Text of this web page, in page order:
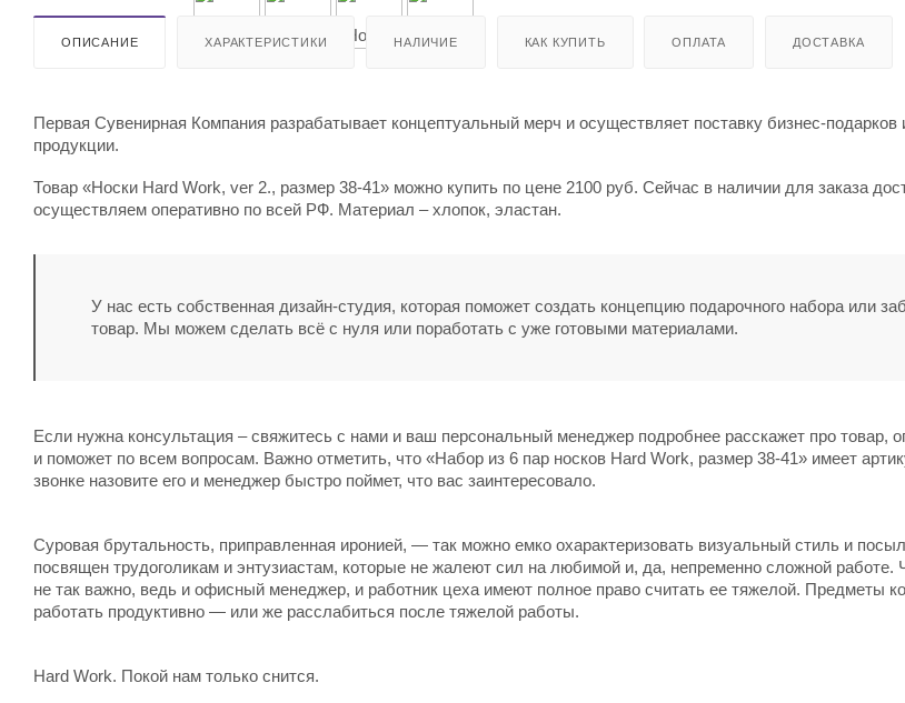
ОПИСАНИЕ ХАРАКТЕРИСТИКИ НАЛИЧИЕ КАК КУПИТЬ ОПЛАТА ДОСТАВКА
Первая Сувенирная Компания разрабатывает концептуальный мерч и осуществляет поставку бизнес-подарков
продукции.
Товар «Носки Hard Work, ver 2., размер 38-41» можно купить по цене 2100 руб. Сейчас в наличии для заказа
осуществляем оперативно по всей РФ. Материал – хлопок, эластан.
У нас есть собственная дизайн-студия, которая поможет создать концепцию подарочного набора или
товар. Мы можем сделать всё с нуля или поработать с уже готовыми материалами.
Если нужна консультация – свяжитесь с нами и ваш персональный менеджер подробнее расскажет про товар,
и поможет по всем вопросам. Важно отметить, что «Набор из 6 пар носков Hard Work, размер 38-41» имеет
звонке назовите его и менеджер быстро поймет, что вас заинтересовало.
Суровая брутальность, приправленная иронией, — так можно емко охарактеризовать визуальный стиль и
посвящен трудоголикам и энтузиастам, которые не жалеют сил на любимой и, да, непременно сложной работе.
не так важно, ведь и офисный менеджер, и работник цеха имеют полное право считать ее тяжелой. Предметы
работать продуктивно — или же расслабиться после тяжелой работы.
Hard Work. Покой нам только снится.